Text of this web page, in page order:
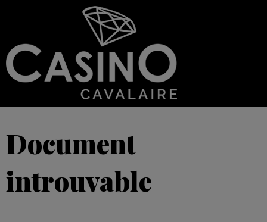
Document
introuvable